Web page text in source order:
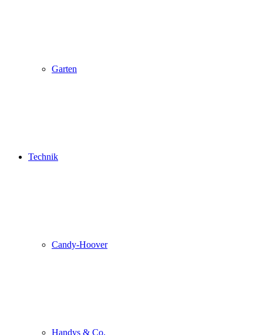
Garten
Technik
Candy-Hoover
Handys & Co.